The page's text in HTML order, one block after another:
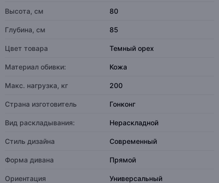
Высота, см 80
Глубина, см 85
Цвет товара Темный орех
Материал обивки: Кожа
Макс. нагрузка, кг 200
Страна изготовитель Гонконг
Вид раскладывания: Нераскладной
Стиль дизайна Современный
Форма дивана Прямой
Ориентация Универсальный